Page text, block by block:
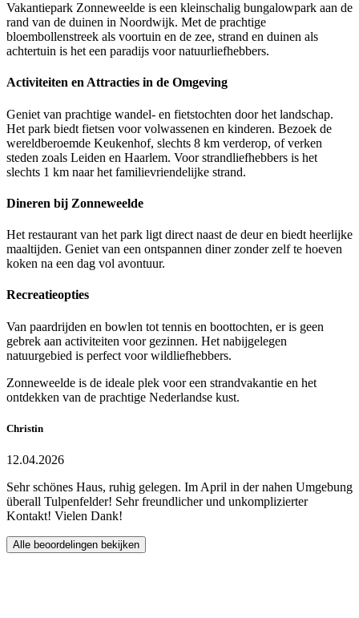
Vakantiepark Zonneweelde is een kleinschalig bungalowpark aan de
rand van de duinen in Noordwijk. Met de prachtige
bloembollenstreek als voortuin en de zee, strand en duinen als
achtertuin is het een paradijs voor natuurliefhebbers.
Activiteiten en Attracties in de Omgeving
Geniet van prachtige wandel- en fietstochten door het landschap.
Het park biedt fietsen voor volwassenen en kinderen. Bezoek de
wereldberoemde Keukenhof, slechts 8 km verderop, of verken
steden zoals Leiden en Haarlem. Voor strandliefhebbers is het
slechts 1 km naar het familievriendelijke strand.
Dineren bij Zonneweelde
Het restaurant van het park ligt direct naast de deur en biedt heerlijke
maaltijden. Geniet van een ontspannen diner zonder zelf te hoeven
koken na een dag vol avontuur.
Recreatieopties
Van paardrijden en bowlen tot tennis en boottochten, er is geen
gebrek aan activiteiten voor gezinnen. Het nabijgelegen
natuurgebied is perfect voor wildliefhebbers.
Zonneweelde is de ideale plek voor een strandvakantie en het
ontdekken van de prachtige Nederlandse kust.
Christin
12.04.2026
Sehr schönes Haus, ruhig gelegen. Im April in der nahen Umgebung
überall Tulpenfelder! Sehr freundlicher und unkomplizierter
Kontakt! Vielen Dank!
Alle beoordelingen bekijken